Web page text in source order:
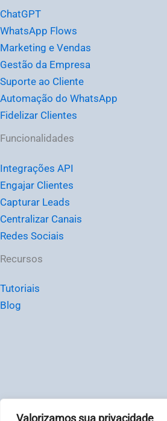
Valorizamos sua privacidade
ChatGPT
WhatsApp Flows
Marketing e Vendas
Gestão da Empresa
Suporte ao Cliente
Automação do WhatsApp
Fidelizar Clientes
Funcionalidades
Integrações API
Engajar Clientes
Capturar Leads
Centralizar Canais
Redes Sociais
Recursos
Tutoriais
Blog